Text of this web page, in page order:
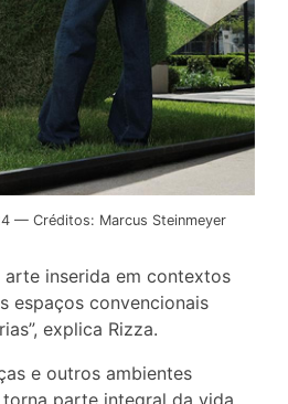
— Créditos: Marcus Steinmeyer
arte inserida em contextos
espaços convencionais
explica Rizza.
e outros ambientes
parte integral da vida